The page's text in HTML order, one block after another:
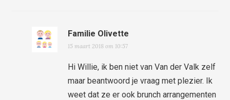
Familie Olivette
15 maart 2018 om 10:57
Hi Willie, ik ben niet van Van der Valk zelf
maar beantwoord je vraag met plezier. Ik
weet dat ze er ook brunch arrangementen